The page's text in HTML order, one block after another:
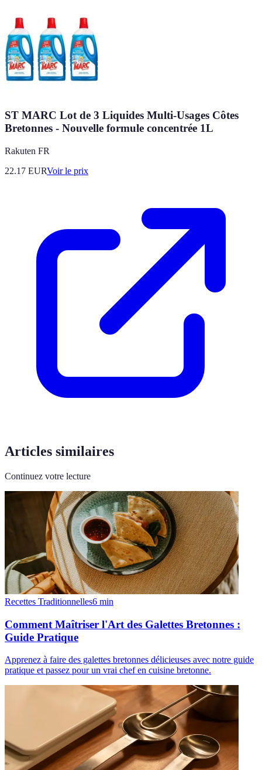
ST MARC Lot de 3 Liquides Multi-Usages Côtes
Bretonnes - Nouvelle formule concentrée 1L
Rakuten FR
22.17 EURVoir le prix
Articles similaires
Continuez votre lecture
Recettes Traditionnelles6 min
Comment Maîtriser l'Art des Galettes Bretonnes :
Guide Pratique
Apprenez à faire des galettes bretonnes délicieuses avec notre guide
pratique et passez pour un vrai chef en cuisine bretonne.